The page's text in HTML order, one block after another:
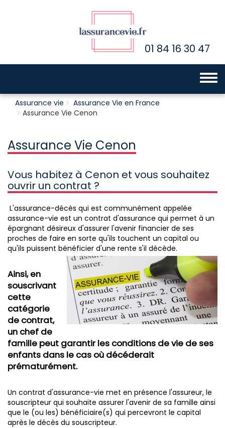
01 84 16 30 47
Toggle
Assurance vie
Assurance Vie en France
Assurance Vie Cenon
Assurance Vie Cenon
Vous habitez à Cenon et vous souhaitez
ouvrir un contrat ?
L'assurance-décès qui est communément appelée
assurance-vie est un contrat d'assurance qui permet à un
épargnant désireux d'assurer l'avenir financier de ses
proches de faire en sorte qu'ils touchent un capital ou
qu'ils puissent bénéficier d'une rente s'il décède.
Ainsi, en
souscrivant
cette
catégorie
de contrat,
un chef de
famille peut garantir les conditions de vie de ses
enfants dans le cas où décéderait
prématurément.
Un contrat d'assurance-vie met en présence l'assureur, le
souscripteur qui souhaite assurer l'avenir de sa famille ainsi
que le (ou les) bénéficiaire(s) qui percevront le capital
après le décès du souscripteur.